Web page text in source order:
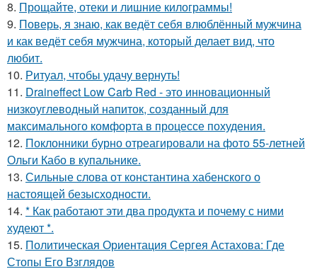
8. Прощайте, отеки и лишние килограммы!
9. Поверь, я знаю, как ведёт себя влюблённый мужчина
и как ведёт себя мужчина, который делает вид, что
любит.
10. Ритуал, чтобы удачу вернуть!
11. Draineffect Low Carb Red - это инновационный
низкоуглеводный напиток, созданный для
максимального комфорта в процессе похудения.
12. Поклонники бурно отреагировали на фото 55-летней
Ольги Кабо в купальнике.
13. Сильные слова от константина хабенского о
настоящей безысходности.
14. * Как работают эти два продукта и почему с ними
худеют *.
15. Политическая Ориентация Сергея Астахова: Где
Стопы Его Взглядов